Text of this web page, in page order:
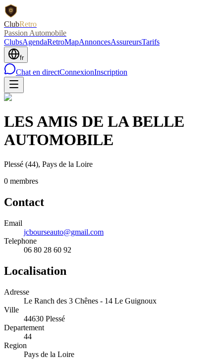
ClubRetro
Passion Automobile
ClubsAgendaRetroMapAnnoncesAssureursTarifs
fr
Chat en directConnexionInscription
LES AMIS DE LA BELLE
AUTOMOBILE
Plessé (44), Pays de la Loire
0 membres
Contact
Email
jcbourseauto@gmail.com
Telephone
06 80 28 60 92
Localisation
Adresse
Le Ranch des 3 Chênes - 14 Le Guignoux
Ville
44630 Plessé
Departement
44
Region
Pays de la Loire